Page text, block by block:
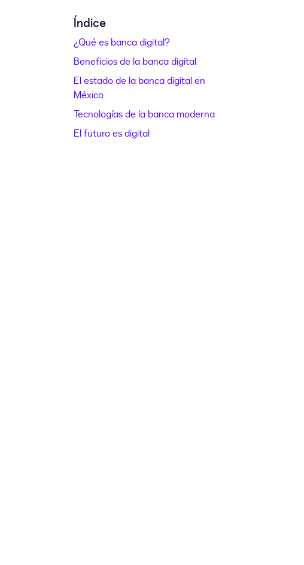
Índice
¿Qué es banca digital?
Beneficios de la banca digital
El estado de la banca digital en
México
Tecnologías de la banca moderna
El futuro es digital